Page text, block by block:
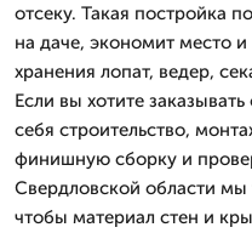
отсеку. Такая постройка
на даче, экономит место и
хранения лопат, ведер,
Если вы хотите
себя строительство,
финишную сборку и
Свердловской области мы
чтобы материал стен и